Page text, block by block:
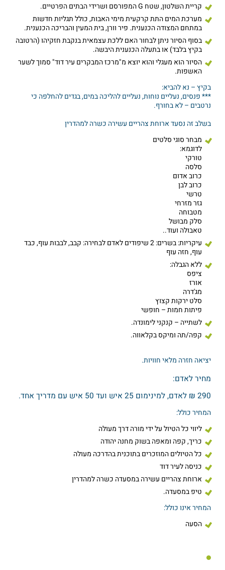
קריית השלטון, שטח G המפורסם ושרידי הבתים הפרטיים.
מערכת המים התת קרקעית מימי האבות, כולל תגליות חדשות
במתחם המצודה הכנענית. פיר וורן, בית המעין והבריכה הכנענית.
בסוף הסיור ניתן לבחור האם ללכת עצמאית בנקבת חזקיהו (הרטובה
בקיץ בלבד) או בתעלה הכנענית היבשה.
הסיור הוא מעגלי והוא יוצא מ"מרכז המבקרים עיר דוד" סמוך לשער
האשפות.
בקיץ – נא להביא:
*** פנסים, נעליים נוחות, נעליים להליכה במים, בגדים להחלפה כי
נרטבים – לא בחורף.
בשלב זה נסעד ארוחת צהריים עשירה כשרה למהדרין
מבחר סוגי סלטים
לדוגמא:
טורקי
סלסה
כרוב אדום
כרוב לבן
טרשי
גזר מזרחי
מטבוחה
סלק מבושל
טאבולה ועוד..
עיקריות: בשרים: 2 שיפודים לאדם לבחירה: קבב, לבבות עוף, כבד
עוף, חזה עוף
ללא הגבלה:
ציפס
אורז
מג'דרה
סלט ירקות קצוץ
פיתות חמות – חופשי
לשתייה – קנקני לימונדה.
קפה/תה ומיקס בקלאווה.
יציאה חזרה מלאי חוויות.
מחיר לאדם:
290 ₪ לאדם, למינימום 25 איש ועד 50 איש עם מדריך אחד.
המחיר כולל:
ליווי כל הטיול על ידי מורה דרך מעולה
כריך, קפה ומאפה בשוק מחנה יהודה
כל הטיולים המוזכרים בתוכנית בהדרכה מעולה
כניסה לעיר דוד
ארוחת צהריים עשירה במסעדה כשרה למהדרין
טיפ במסעדה.
המחיר אינו כולל:
הסעה